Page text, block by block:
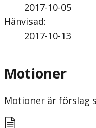
2017-10-05
Hänvisad:
2017-10-13
Motioner
Motioner är förslag